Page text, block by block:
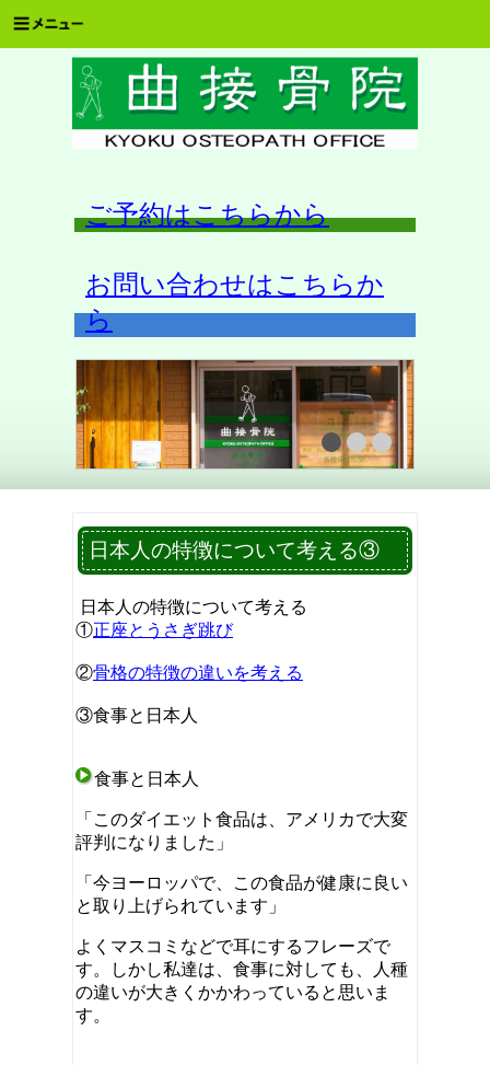
ご予約はこちらから
お問い合わせはこちらか
ら
日本人の特徴について考える③
日本人の特徴について考える
①正座とうさぎ跳び
②骨格の特徴の違いを考える
③食事と日本人
食事と日本人
「このダイエット食品は、アメリカで大変
評判になりました」
「今ヨーロッパで、この食品が健康に良い
と取り上げられています」
よくマスコミなどで耳にするフレーズで
す。しかし私達は、食事に対しても、人種
の違いが大きくかかわっていると思いま
す。